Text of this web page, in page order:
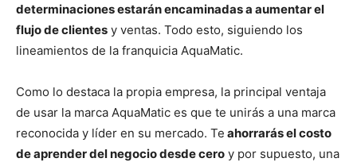
determinaciones estarán encaminadas a aumentar el
flujo de clientes y ventas. Todo esto, siguiendo los
lineamientos de la franquicia AquaMatic.
Como lo destaca la propia empresa, la principal ventaja
de usar la marca AquaMatic es que te unirás a una marca
reconocida y líder en su mercado. Te ahorrarás el costo
de aprender del negocio desde cero y por supuesto, una